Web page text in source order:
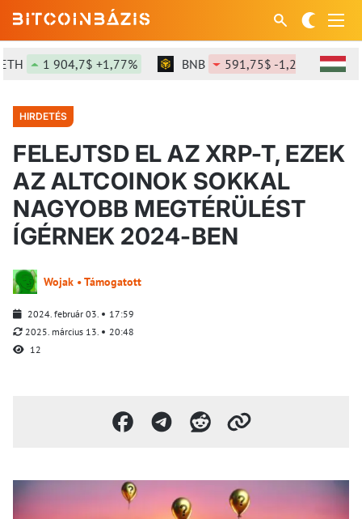
1 904,7$ +1,77% BNB 591,75$ -1,22% SOL
HIRDETÉS
FELEJTSD EL AZ XRP-T, EZEK
AZ ALTCOINOK SOKKAL
NAGYOBB MEGTÉRÜLÉST
ÍGÉRNEK 2024-BEN
Wojak • Támogatott
2024. február 03.
17:59
2025. március 13.
20:48
12